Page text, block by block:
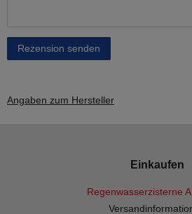
Rezension senden
Angaben zum Hersteller
Einkaufen
Regenwasserzisterne